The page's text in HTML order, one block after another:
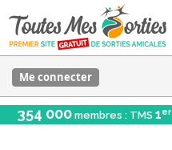
Me connecter
354 000 membres : TMS 1er